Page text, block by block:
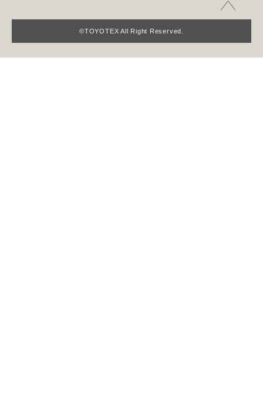
©TOYOTEX All Right Reserved.